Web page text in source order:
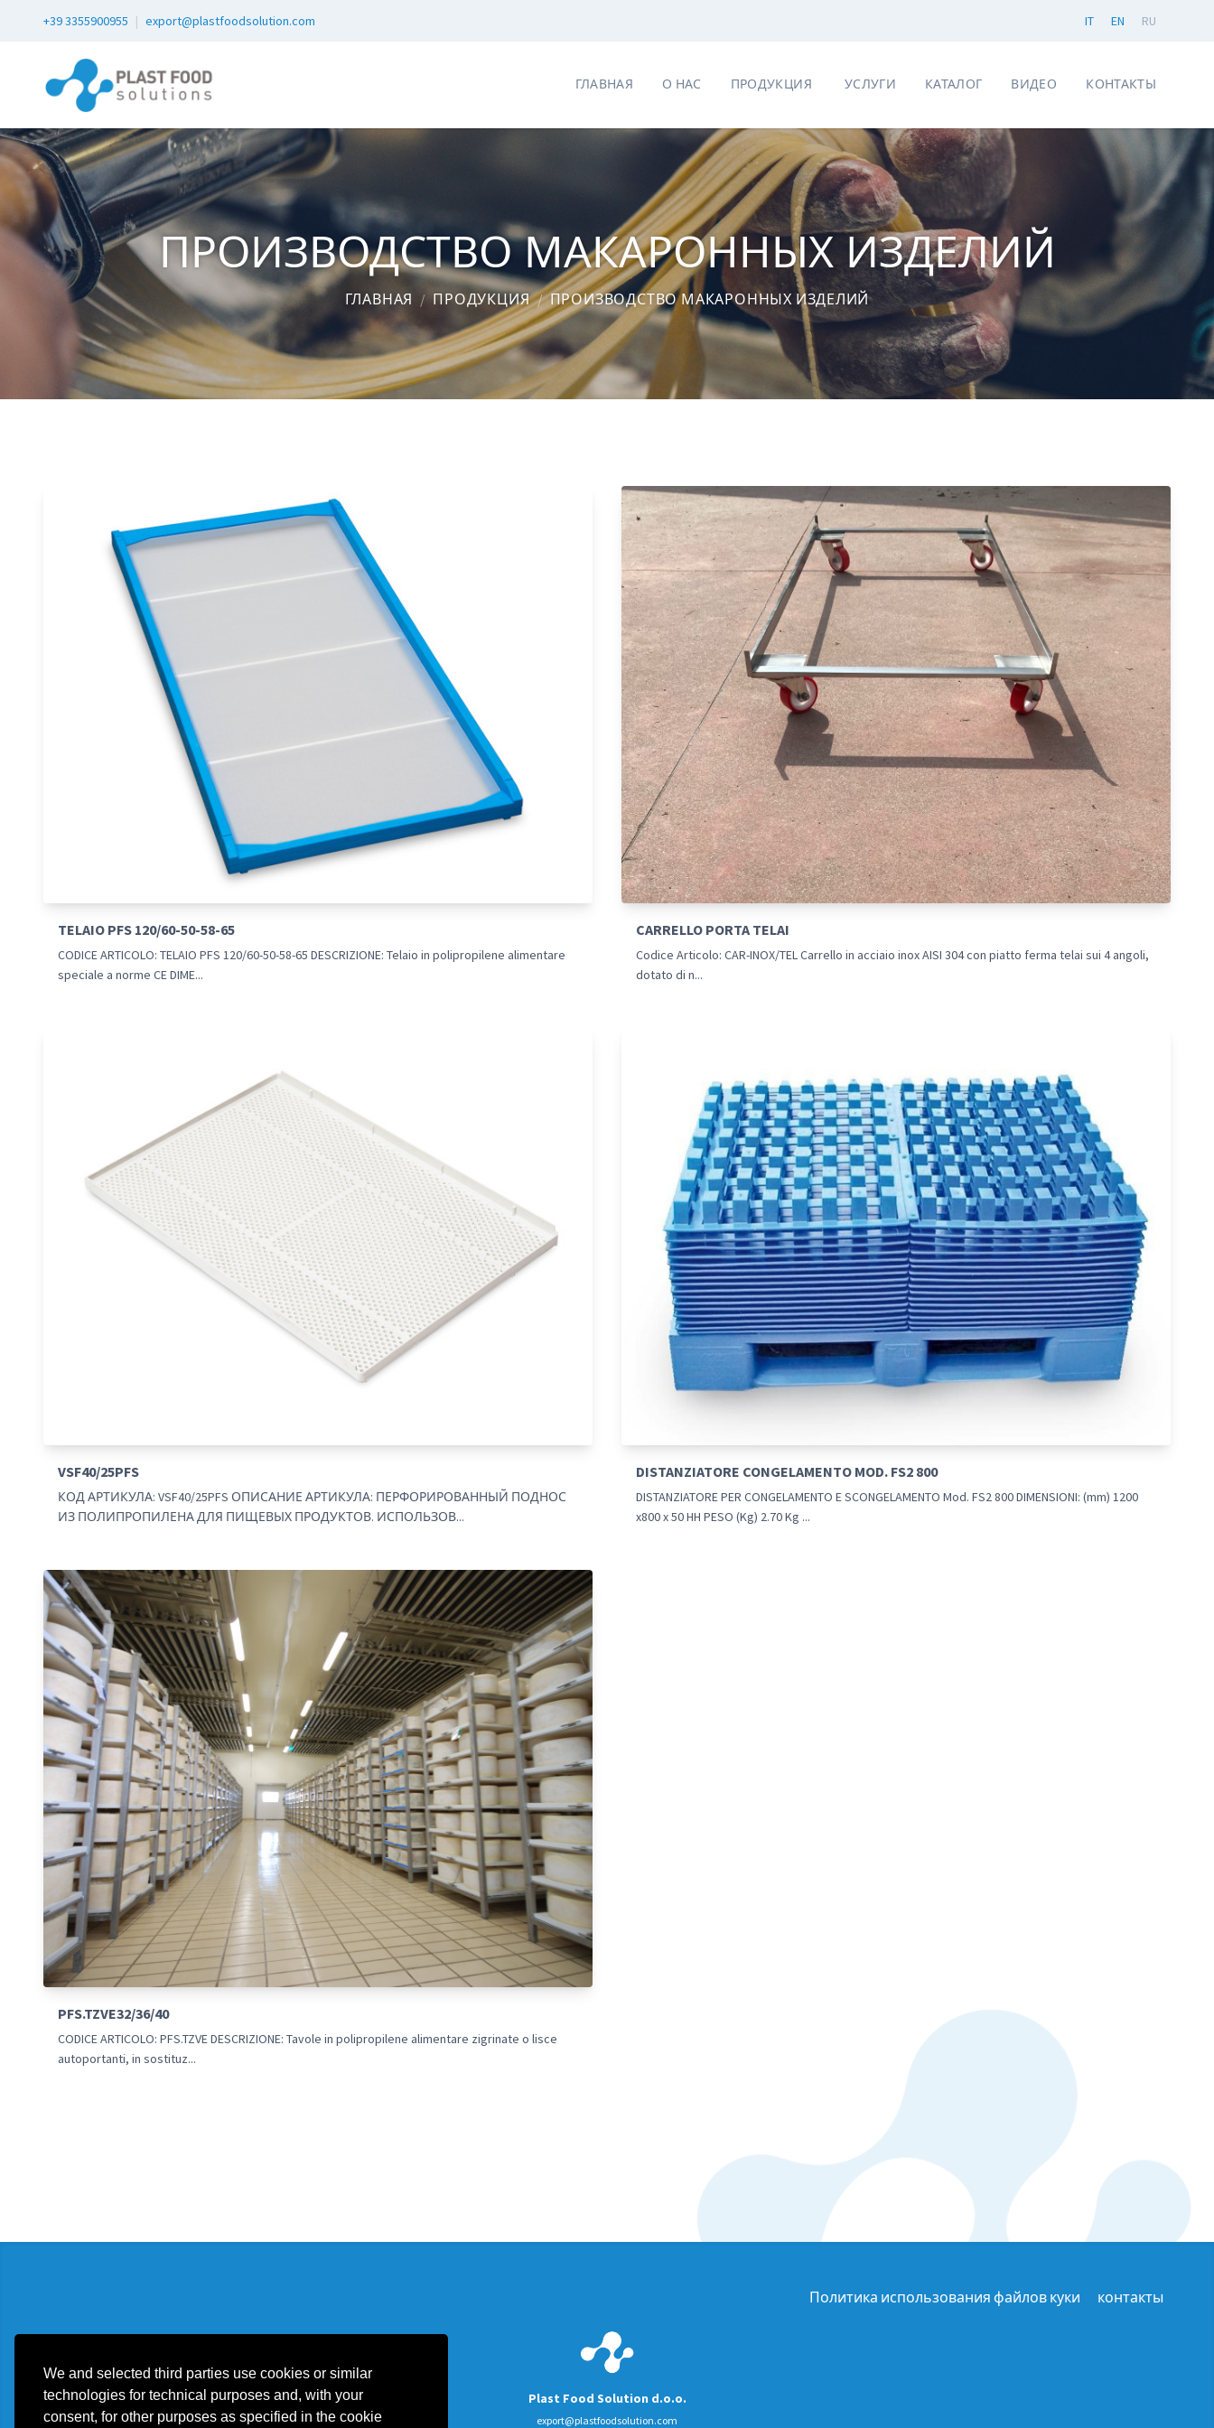
We and selected third parties use cookies or similar
technologies for technical purposes and, with your
consent, for other purposes as specified in the cookie
+39 3355900955 | export@plastfoodsolution.com IT EN RU
ГЛАВНАЯ О НАС ПРОДУКЦИЯ УСЛУГИ КАТАЛОГ ВИДЕО КОНТАКТЫ
ПРОИЗВОДСТВО МАКАРОННЫХ ИЗДЕЛИЙ
ГЛАВНАЯ / ПРОДУКЦИЯ / ПРОИЗВОДСТВО МАКАРОННЫХ ИЗДЕЛИЙ
TELAIO PFS 120/60-50-58-65
CODICE ARTICOLO: TELAIO PFS 120/60-50-58-65 DESCRIZIONE: Telaio in polipropilene alimentare
speciale a norme CE DIME...
CARRELLO PORTA TELAI
Codice Articolo: CAR-INOX/TEL Carrello in acciaio inox AISI 304 con piatto ferma telai sui 4 angoli,
dotato di n...
VSF40/25PFS
КОД АРТИКУЛА: VSF40/25PFS ОПИСАНИЕ АРТИКУЛА: ПЕРФОРИРОВАННЫЙ ПОДНОС
ИЗ ПОЛИПРОПИЛЕНА ДЛЯ ПИЩЕВЫХ ПРОДУКТОВ. ИСПОЛЬЗОВ...
DISTANZIATORE CONGELAMENTO MOD. FS2 800
DISTANZIATORE PER CONGELAMENTO E SCONGELAMENTO Mod. FS2 800 DIMENSIONI: (mm) 1200
x800 x 50 HH PESO (Kg) 2.70 Kg ...
PFS.TZVE32/36/40
CODICE ARTICOLO: PFS.TZVE DESCRIZIONE: Tavole in polipropilene alimentare zigrinate o lisce
autoportanti, in sostituz...
Политика использования файлов куки контакты
Plast Food Solution d.o.o.
export@plastfoodsolution.com